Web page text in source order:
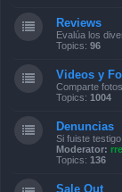
Reviews
Evalúa los
Topics: 96
Videos y
Comparte
Topics: 1004
Denuncias
Si fuiste
Moderator:
Topics: 136
Sale Out